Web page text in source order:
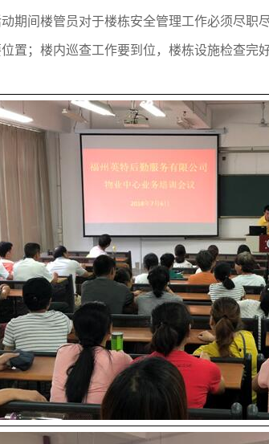
期间楼管员对于楼栋安全管理工作必须尽职
置；楼内巡查工作要到位，楼栋设施检查完